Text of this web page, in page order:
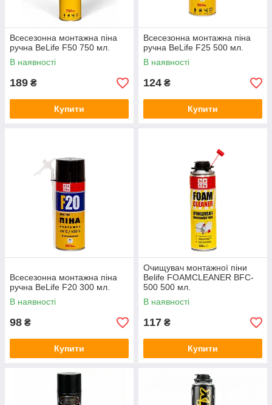
Всесезонна монтажна піна
ручна BeLife F50 750 мл.
В наявності
189 ₴
Купити
Всесезонна монтажна піна
ручна BeLife F25 500 мл.
В наявності
124 ₴
Купити
Всесезонна монтажна піна
ручна BeLife F20 300 мл.
В наявності
98 ₴
Купити
Очищувач монтажної піни
Belife FOAMCLEАNER BFC-
500 500 мл.
В наявності
117 ₴
Купити